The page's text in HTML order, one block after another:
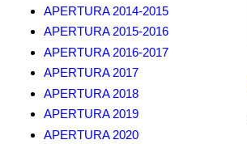
APERTURA 2014-2015
APERTURA 2015-2016
APERTURA 2016-2017
APERTURA 2017
APERTURA 2018
APERTURA 2019
APERTURA 2020